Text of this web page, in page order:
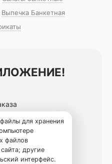
Выпечка Банкетная
для хранения
файлов
другие
интерфейс.